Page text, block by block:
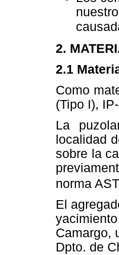
2.
2.1
Como
(Tipo I),
La
localidad
sobre la
norma
El
Camargo,
Dpto. de